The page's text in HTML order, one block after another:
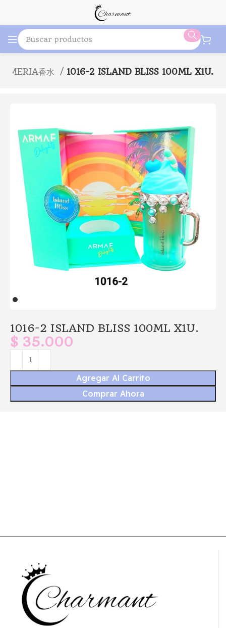
香水 1016-2 ISLAND BLISS 100ML X1U.
1016-2 ISLAND BLISS 100ML X1U.
$ 35.000
Agregar Al Carrito
Comprar Ahora